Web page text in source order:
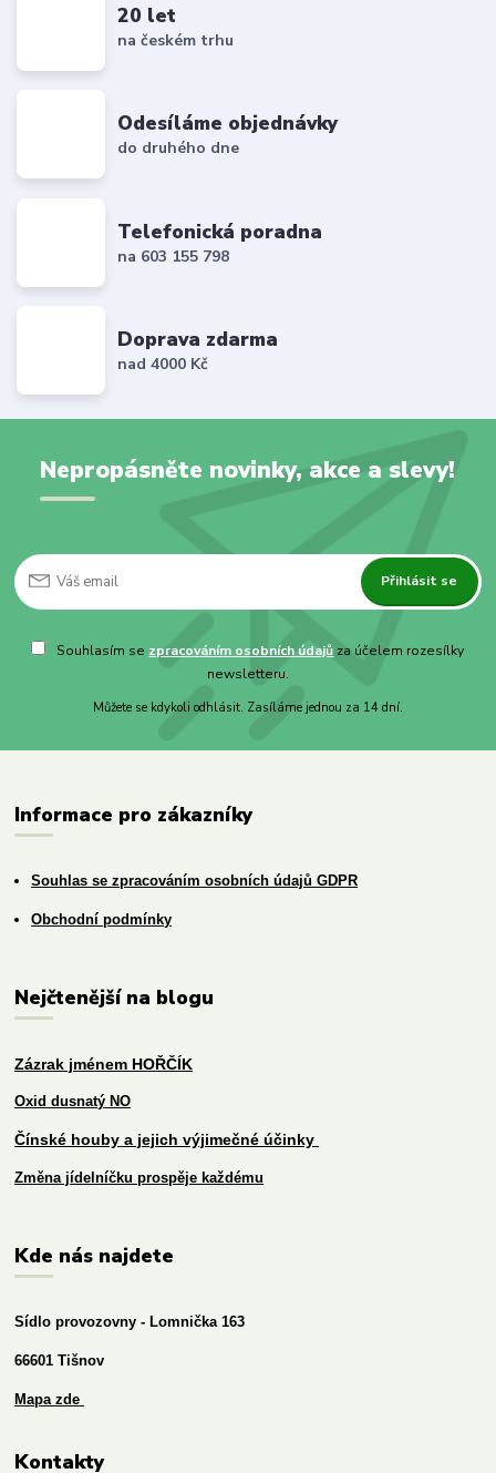
20 let
na českém trhu
Odesíláme objednávky
do druhého dne
Telefonická poradna
na 603 155 798
Doprava zdarma
nad 4000 Kč
Nepropásněte novinky, akce a slevy!
Přihlásit se
Souhlasím se zpracováním osobních údajů za účelem rozesílky
newsletteru.
Můžete se kdykoli odhlásit. Zasíláme jednou za 14 dní.
Informace pro zákazníky
Souhlas se zpracováním osobních údajů GDPR
Obchodní podmínky
Nejčtenější na blogu
Zázrak jménem HOŘČÍK
Oxid dusnatý NO
Čínské houby a jejich výjimečné účinky
Změna jídelníčku prospěje každému
Kde nás najdete
Sídlo provozovny - Lomnička 163
66601 Tišnov
Mapa zde
Kontakty